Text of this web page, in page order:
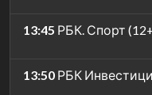
13:45 РБК. Спорт
13:50 РБК